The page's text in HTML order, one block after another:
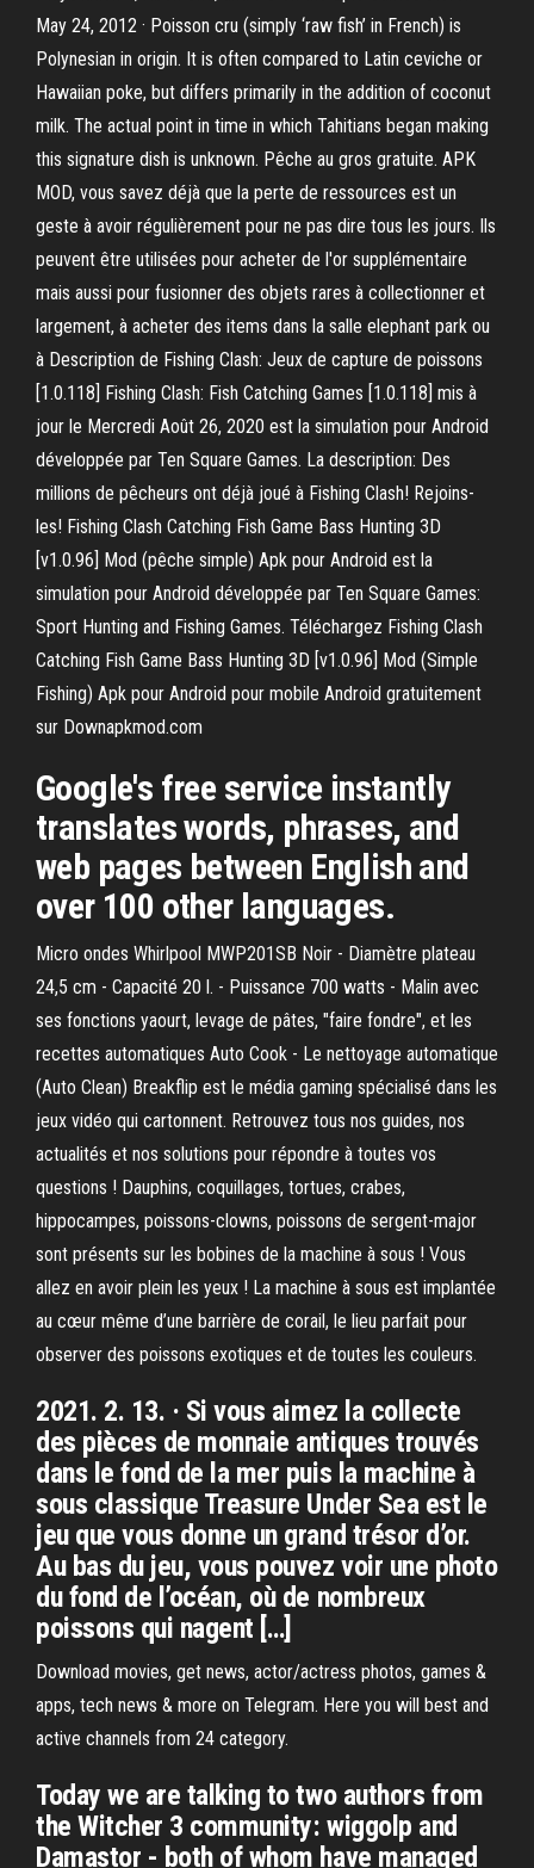
May 24, 2012 · Poisson cru (simply ‘raw fish’ in French) is
Polynesian in origin. It is often compared to Latin ceviche or
Hawaiian poke, but differs primarily in the addition of coconut
milk. The actual point in time in which Tahitians began making
this signature dish is unknown. Pêche au gros gratuite. APK
MOD, vous savez déjà que la perte de ressources est un
geste à avoir régulièrement pour ne pas dire tous les jours. Ils
peuvent être utilisées pour acheter de l'or supplémentaire
mais aussi pour fusionner des objets rares à collectionner et
largement, à acheter des items dans la salle elephant park ou
à Description de Fishing Clash: Jeux de capture de poissons
[1.0.118] Fishing Clash: Fish Catching Games [1.0.118] mis à
jour le Mercredi Août 26, 2020 est la simulation pour Android
développée par Ten Square Games. La description: Des
millions de pêcheurs ont déjà joué à Fishing Clash! Rejoins-
les! Fishing Clash Catching Fish Game Bass Hunting 3D
[v1.0.96] Mod (pêche simple) Apk pour Android est la
simulation pour Android développée par Ten Square Games:
Sport Hunting and Fishing Games. Téléchargez Fishing Clash
Catching Fish Game Bass Hunting 3D [v1.0.96] Mod (Simple
Fishing) Apk pour Android pour mobile Android gratuitement
sur Downapkmod.com
Google's free service instantly
translates words, phrases, and
web pages between English and
over 100 other languages.
Micro ondes Whirlpool MWP201SB Noir - Diamètre plateau
24,5 cm - Capacité 20 l. - Puissance 700 watts - Malin avec
ses fonctions yaourt, levage de pâtes, "faire fondre", et les
recettes automatiques Auto Cook - Le nettoyage automatique
(Auto Clean) Breakflip est le média gaming spécialisé dans les
jeux vidéo qui cartonnent. Retrouvez tous nos guides, nos
actualités et nos solutions pour répondre à toutes vos
questions ! Dauphins, coquillages, tortues, crabes,
hippocampes, poissons-clowns, poissons de sergent-major
sont présents sur les bobines de la machine à sous ! Vous
allez en avoir plein les yeux ! La machine à sous est implantée
au cœur même d’une barrière de corail, le lieu parfait pour
observer des poissons exotiques et de toutes les couleurs.
2021. 2. 13. · Si vous aimez la collecte
des pièces de monnaie antiques trouvés
dans le fond de la mer puis la machine à
sous classique Treasure Under Sea est le
jeu que vous donne un grand trésor d’or.
Au bas du jeu, vous pouvez voir une photo
du fond de l’océan, où de nombreux
poissons qui nagent […]
Download movies, get news, actor/actress photos, games &
apps, tech news & more on Telegram. Here you will best and
active channels from 24 category.
Today we are talking to two authors from
the Witcher 3 community: wiggolp and
Damastor - both of whom have managed